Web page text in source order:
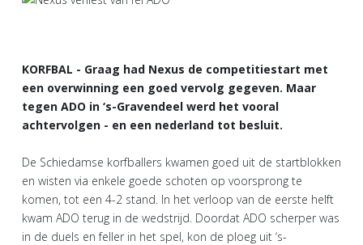
KORFBAL - Graag had Nexus de competitiestart met
een overwinning een goed vervolg gegeven. Maar
tegen ADO in ‘s-Gravendeel werd het vooral
achtervolgen - en een nederland tot besluit.
De Schiedamse korfballers kwamen goed uit de startblokken
en wisten via enkele goede schoten op voorsprong te
komen, tot een 4-2 stand. In het verloop van de eerste helft
kwam ADO terug in de wedstrijd. Doordat ADO scherper was
in de duels en feller in het spel, kon de ploeg uit ‘s-